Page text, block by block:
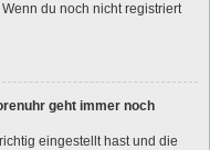
du noch nicht registriert
geht immer noch
eingestellt hast und die